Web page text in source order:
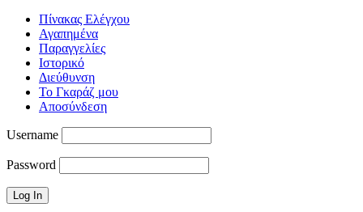
Πίνακας Ελέγχου
Αγαπημένα
Παραγγελίες
Ιστορικό
Διεύθυνση
Το Γκαράζ μου
Αποσύνδεση
Username
Password